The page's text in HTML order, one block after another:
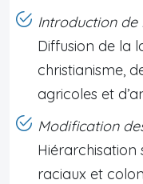
Introduction de
Diffusion de la
christianisme,
agricoles et
Modification
Hiérarchisation
raciaux et